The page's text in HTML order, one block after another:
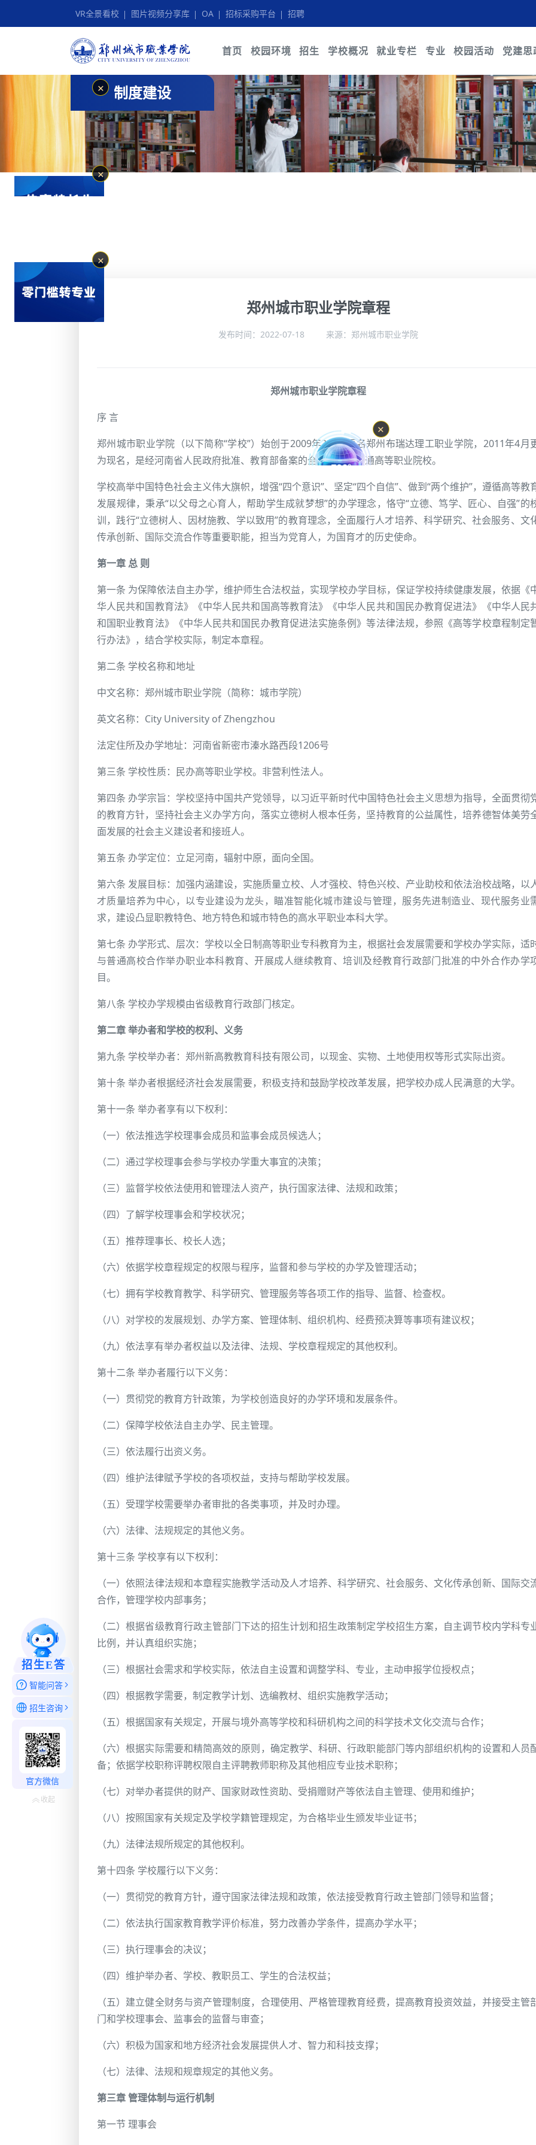
VR全景看校 图片视频分享库 OA 招标采购平台 招聘
首页 校园环境 招生 学校概况 就业专栏 专业 校园活动 党建思
制度建设
郑州城市职业学院章程
发布时间：2022-07-18 来源：郑州城市职业学院
郑州城市职业学院章程
序 言
郑州城市职业学院（以下简称“学校”）始创于2009年2月，原名郑州布瑞达理工职业学院，2011年4月
为现名，是经河南省人民政府批准、教育部备案的全日制民办普通高等职业院校。
学校高举中国特色社会主义伟大旗帜，增强“四个意识”、坚定“四个自信”、做到“两个维护”，遵循高等教
发展规律，秉承“以父母之心育人，帮助学生成就梦想”的办学理念，恪守“立德、笃学、匠心、自强”的
训，践行“立德树人、因材施教、学以致用”的教育理念，全面履行人才培养、科学研究、社会服务、文
传承创新、国际交流合作等重要职能，担当为党育人，为国育才的历史使命。
第一章 总 则
第一条 为保障依法自主办学，维护师生合法权益，实现学校办学目标，保证学校持续健康发展，依据《
华人民共和国教育法》《中华人民共和国高等教育法》《中华人民共和国民办教育促进法》《中华人民
和国职业教育法》《中华人民共和国民办教育促进法实施条例》等法律法规，参照《高等学校章程制定
行办法》，结合学校实际，制定本章程。
第二条 学校名称和地址
中文名称：郑州城市职业学院（简称：城市学院）
英文名称：City University of Zhengzhou
法定住所及办学地址：河南省新密市溱水路西段1206号
第三条 学校性质：民办高等职业学校。非营利性法人。
第四条 办学宗旨：学校坚持中国共产党领导，以习近平新时代中国特色社会主义思想为指导，全面贯彻
的教育方针，坚持社会主义办学方向，落实立德树人根本任务，坚持教育的公益属性，培养德智体美劳
面发展的社会主义建设者和接班人。
第五条 办学定位：立足河南，辐射中原，面向全国。
第六条 发展目标：加强内涵建设，实施质量立校、人才强校、特色兴校、产业助校和依法治校战略，以
才质量培养为中心，以专业建设为龙头，瞄准智能化城市建设与管理，服务先进制造业、现代服务业
求，建设凸显职教特色、地方特色和城市特色的高水平职业本科大学。
第七条 办学形式、层次：学校以全日制高等职业专科教育为主，根据社会发展需要和学校办学实际，适
与普通高校合作举办职业本科教育、开展成人继续教育、培训及经教育行政部门批准的中外合作办学
目。
第八条 学校办学规模由省级教育行政部门核定。
第二章 举办者和学校的权利、义务
第九条 学校举办者：郑州新高教教育科技有限公司，以现金、实物、土地使用权等形式实际出资。
第十条 举办者根据经济社会发展需要，积极支持和鼓励学校改革发展，把学校办成人民满意的大学。
第十一条 举办者享有以下权利：
（一）依法推选学校理事会成员和监事会成员候选人；
（二）通过学校理事会参与学校办学重大事宜的决策；
（三）监督学校依法使用和管理法人资产，执行国家法律、法规和政策；
（四）了解学校理事会和学校状况；
（五）推荐理事长、校长人选；
（六）依据学校章程规定的权限与程序，监督和参与学校的办学及管理活动；
（七）拥有学校教育教学、科学研究、管理服务等各项工作的指导、监督、检查权。
（八）对学校的发展规划、办学方案、管理体制、组织机构、经费预决算等事项有建议权；
（九）依法享有举办者权益以及法律、法规、学校章程规定的其他权利。
第十二条 举办者履行以下义务：
（一）贯彻党的教育方针政策，为学校创造良好的办学环境和发展条件。
（二）保障学校依法自主办学、民主管理。
（三）依法履行出资义务。
（四）维护法律赋予学校的各项权益，支持与帮助学校发展。
（五）受理学校需要举办者审批的各类事项，并及时办理。
（六）法律、法规规定的其他义务。
第十三条 学校享有以下权利：
（一）依照法律法规和本章程实施教学活动及人才培养、科学研究、社会服务、文化传承创新、国际交
合作，管理学校内部事务；
（二）根据省级教育行政主管部门下达的招生计划和招生政策制定学校招生方案，自主调节校内学科专
比例，并认真组织实施；
（三）根据社会需求和学校实际，依法自主设置和调整学科、专业，主动申报学位授权点；
（四）根据教学需要，制定教学计划、选编教材、组织实施教学活动；
（五）根据国家有关规定，开展与境外高等学校和科研机构之间的科学技术文化交流与合作；
（六）根据实际需要和精简高效的原则，确定教学、科研、行政职能部门等内部组织机构的设置和人员
备；依据学校职称评聘权限自主评聘教师职称及其他相应专业技术职称；
（七）对举办者提供的财产、国家财政性资助、受捐赠财产等依法自主管理、使用和维护；
（八）按照国家有关规定及学校学籍管理规定，为合格毕业生颁发毕业证书；
（九）法律法规所规定的其他权利。
第十四条 学校履行以下义务：
（一）贯彻党的教育方针，遵守国家法律法规和政策，依法接受教育行政主管部门领导和监督；
（二）依法执行国家教育教学评价标准，努力改善办学条件，提高办学水平；
（三）执行理事会的决议；
（四）维护举办者、学校、教职员工、学生的合法权益；
（五）建立健全财务与资产管理制度，合理使用、严格管理教育经费，提高教育投资效益，并接受主管
门和学校理事会、监事会的监督与审查；
（六）积极为国家和地方经济社会发展提供人才、智力和科技支撑；
（七）法律、法规和规章规定的其他义务。
第三章 管理体制与运行机制
第一节 理事会
招生E答
智能问答
招生咨询
官方微信
收起
✕
✕
✕
✕